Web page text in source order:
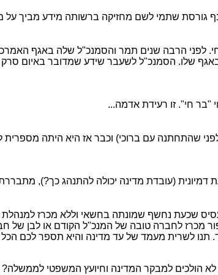
גורסת שתמי לשם מחזיקה ברשותה מידע מביך
לפני הרבה שנים תמר והסמנכ"ל שלה באגף
שלו. הסמנכ"ל לשעבר שידע שמדובר באיום
"בר חי". זו רעידת אדמה...
שהתחתנה עם ברוכי) וכבר אז היא היתה
(עובדת מדינה יכולה להתנהג כך?), מתבררת
שכעת נחשף שמונתה בחשאי וללא מכרז למנהלת
מכרז לחברה טובה של המנכ"ל הקודם או
לשרית מעמד של עד מדינה והיא תספר לכם הכל
לא הולכים למבקר המדינה וחיועץ המשפטי לממשלה?